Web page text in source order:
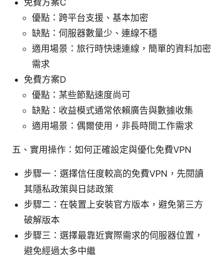
優點：跨平台支援、基本加密
缺點：伺服器數量少、連線不穩
適用場景：旅行時快速連線，簡單的資料加密
需求
免費方案D
優點：某些節點速度尚可
缺點：收益模式通常依賴廣告與數據收集
適用場景：偶爾使用，非長時間工作需求
五、實用操作：如何正確設定與優化免費VPN
步驟一：選擇信任度較高的免費VPN，先閱讀
其隱私政策與日誌政策
步驟二：在裝置上安裝官方版本，避免第三方
破解版本
步驟三：選擇最靠近實際需求的伺服器位置，
避免經過太多中繼